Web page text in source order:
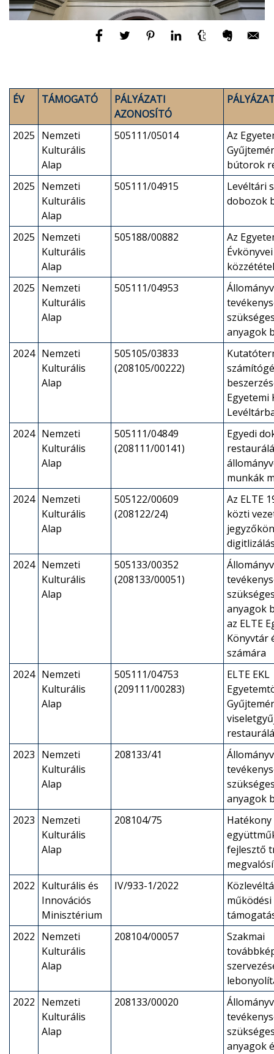
ÉV TÁMOGATÓ
PÁLYÁZATI
AZONOSÍTÓ
2025 Nemzeti
Kulturális
Alap
505111/05014
Az
bútorok
2025 Nemzeti
Kulturális
Alap
505111/04915
Levéltári
dobozok
2025 Nemzeti
Kulturális
Alap
505188/00882
Az
Évkönyvei
2025 Nemzeti
Kulturális
Alap
505111/04953
anyagok
2024 Nemzeti
Kulturális
Alap
505105/03833
(208105/00222)
Egyetemi
2024 Nemzeti
Kulturális
Alap
505111/04849
(208111/00141)
Egyedi
munkák
2024 Nemzeti
Kulturális
Alap
505122/00609
(208122/24)
Az ELTE
közti
2024 Nemzeti
Kulturális
Alap
505133/00352
(208133/00051)
anyagok
az ELTE
Könyvtár
számára
2024 Nemzeti
Kulturális
Alap
505111/04753
(209111/00283)
ELTE EKL
2023 Nemzeti
Kulturális
Alap
208133/41
anyagok
2023 Nemzeti
Kulturális
Alap
208104/75
fejlesztő
2022 Kulturális és
Innovációs
Minisztérium
IV/933-1/2022
működési
2022 Nemzeti
Kulturális
Alap
208104/00057
Szakmai
2022 Nemzeti
Kulturális
Alap
208133/00020
anyagok